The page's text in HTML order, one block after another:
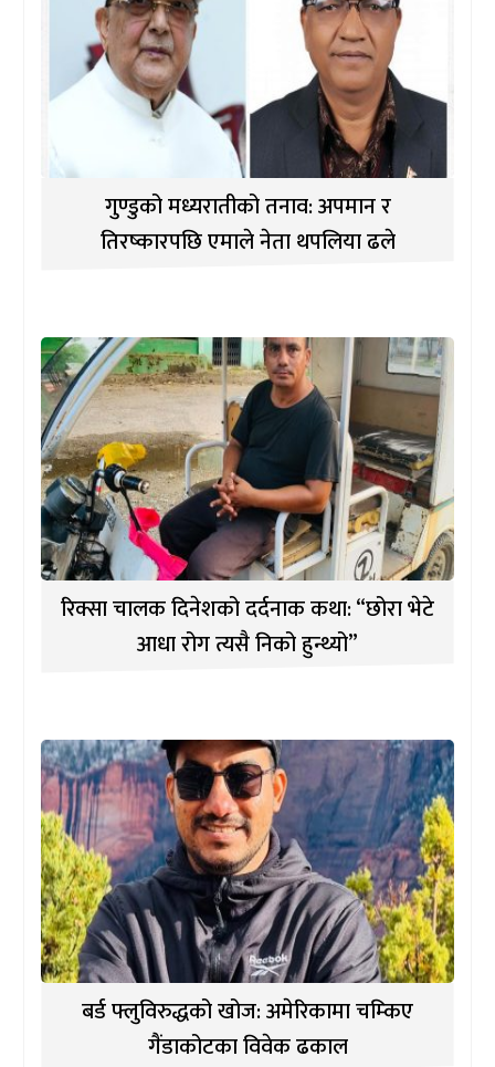
गुण्डुको मध्यरातीको तनाव: अपमान र
तिरष्कारपछि एमाले नेता थपलिया ढले
रिक्सा चालक दिनेशको दर्दनाक कथा: “छोरा भेटे
आधा रोग त्यसै निको हुन्थ्यो”
बर्ड फ्लुविरुद्धको खोज: अमेरिकामा चम्किए
गैंडाकोटका विवेक ढकाल